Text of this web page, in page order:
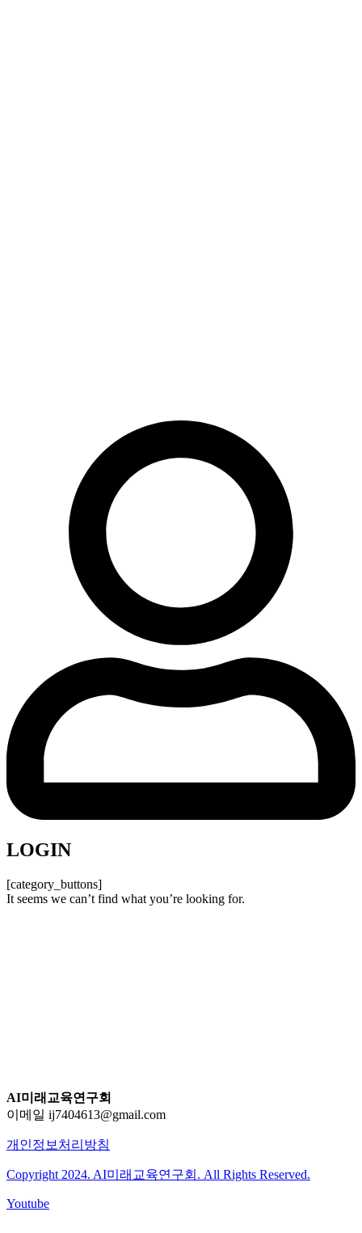
LOGIN
[category_buttons]
It seems we can’t find what you’re looking for.
AI미래교육연구회
이메일 ij7404613@gmail.com
개인정보처리방침
Copyright 2024. AI미래교육연구회. All Rights Reserved.
Youtube